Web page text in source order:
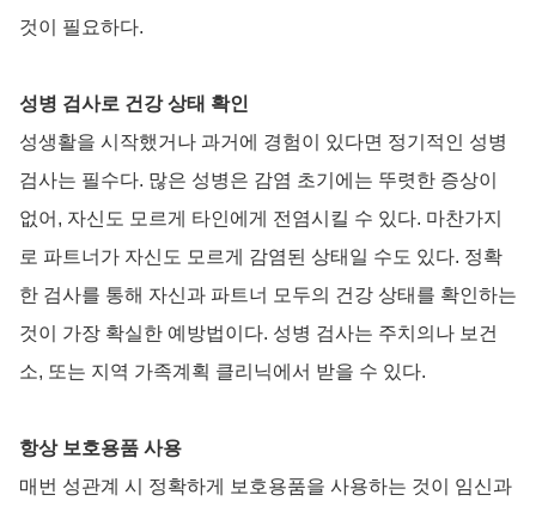
것이 필요하다.
성병 검사로 건강 상태 확인
성생활을 시작했거나 과거에 경험이 있다면 정기적인 성병
검사는 필수다. 많은 성병은 감염 초기에는 뚜렷한 증상이
없어, 자신도 모르게 타인에게 전염시킬 수 있다. 마찬가지
로 파트너가 자신도 모르게 감염된 상태일 수도 있다. 정확
한 검사를 통해 자신과 파트너 모두의 건강 상태를 확인하는
것이 가장 확실한 예방법이다. 성병 검사는 주치의나 보건
소, 또는 지역 가족계획 클리닉에서 받을 수 있다.
항상 보호용품 사용
매번 성관계 시 정확하게 보호용품을 사용하는 것이 임신과